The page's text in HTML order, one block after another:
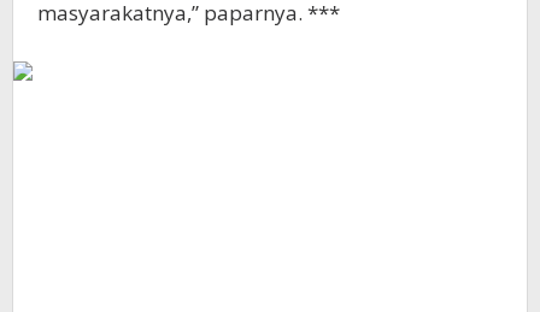
masyarakatnya,” paparnya. ***